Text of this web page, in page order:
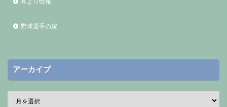
耳より情報
野球選手の嫁
アーカイブ